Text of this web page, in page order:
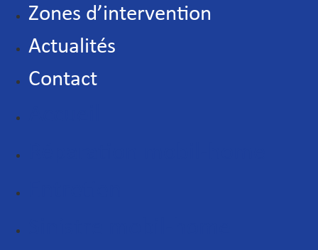
Zones d’intervention
Actualités
Contact